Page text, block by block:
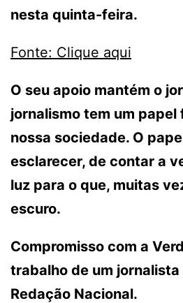
nesta quinta-feira.
Fonte: Clique aqui
O seu apoio mantém o
jornalismo tem um papel
nossa sociedade. O
esclarecer, de contar a
luz para o que, muitas
escuro.
Compromisso com a
trabalho de um jornalista
Redação Nacional.